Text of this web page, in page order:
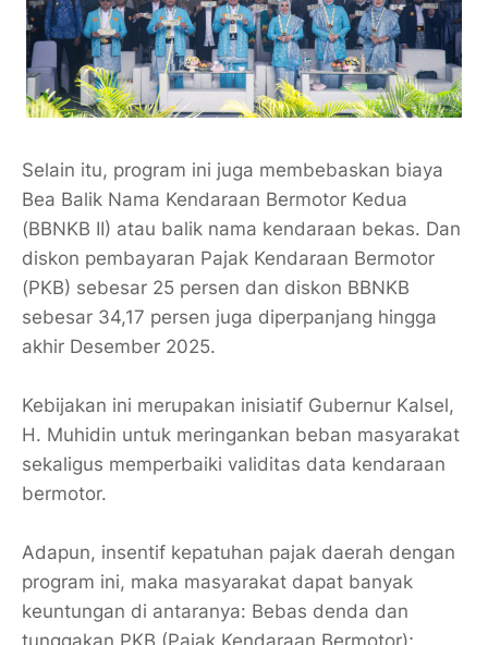
Selain itu, program ini juga membebaskan biaya
Bea Balik Nama Kendaraan Bermotor Kedua
(BBNKB II) atau balik nama kendaraan bekas. Dan
diskon pembayaran Pajak Kendaraan Bermotor
(PKB) sebesar 25 persen dan diskon BBNKB
sebesar 34,17 persen juga diperpanjang hingga
akhir Desember 2025.
Kebijakan ini merupakan inisiatif Gubernur Kalsel,
H. Muhidin untuk meringankan beban masyarakat
sekaligus memperbaiki validitas data kendaraan
bermotor.
Adapun, insentif kepatuhan pajak daerah dengan
program ini, maka masyarakat dapat banyak
keuntungan di antaranya: Bebas denda dan